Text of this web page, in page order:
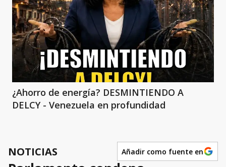
¿Ahorro de energía? DESMINTIENDO A
DELCY - Venezuela en profundidad
NOTICIAS Añadir como fuente en